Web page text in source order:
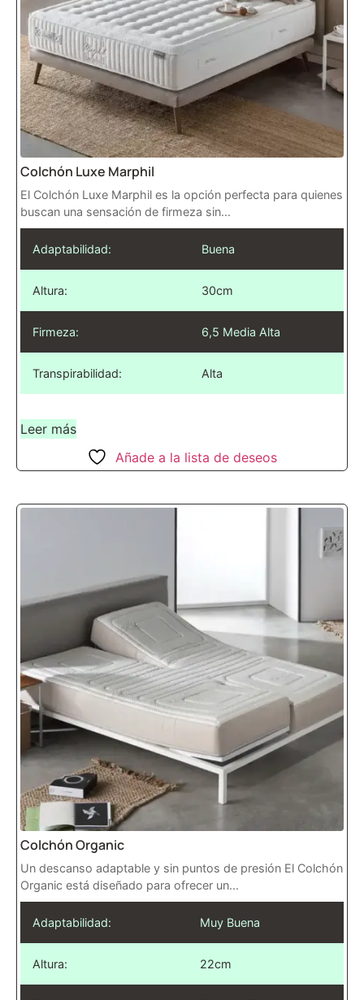
Colchón Luxe Marphil
El Colchón Luxe Marphil es la opción perfecta para quienes
buscan una sensación de firmeza sin...
Adaptabilidad: Buena
Altura: 30cm
Firmeza: 6,5 Media Alta
Transpirabilidad: Alta
Leer más
Añade a la lista de deseos
Colchón Organic
Un descanso adaptable y sin puntos de presión El Colchón
Organic está diseñado para ofrecer un...
Adaptabilidad: Muy Buena
Altura: 22cm